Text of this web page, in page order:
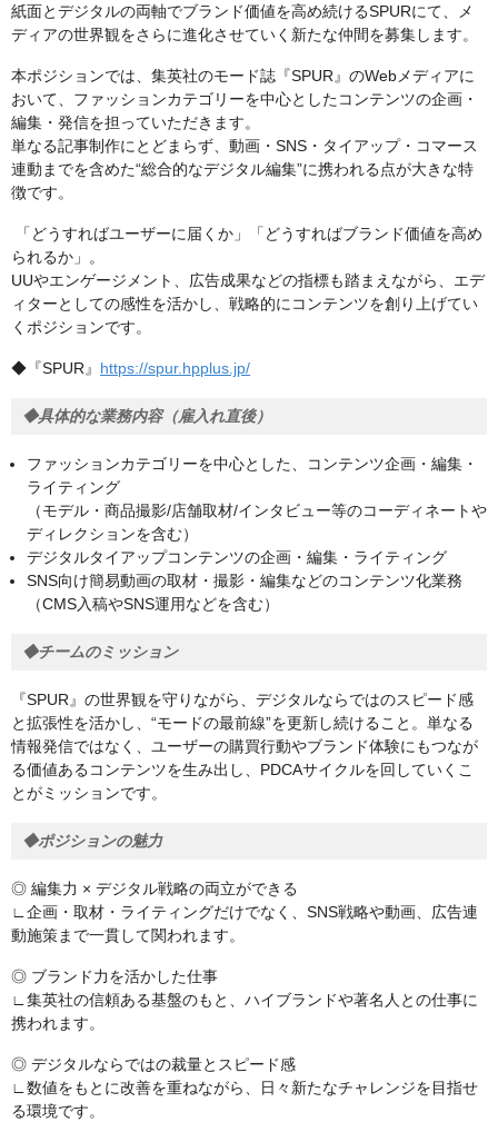
紙面とデジタルの両軸でブランド価値を高め続けるSPURにて、メ
ディアの世界観をさらに進化させていく新たな仲間を募集します。
本ポジションでは、集英社のモード誌『SPUR』のWebメディアに
おいて、ファッションカテゴリーを中心としたコンテンツの企画・
編集・発信を担っていただきます。
単なる記事制作にとどまらず、動画・SNS・タイアップ・コマース
連動までを含めた“総合的なデジタル編集”に携われる点が大きな特
徴です。
「どうすればユーザーに届くか」「どうすればブランド価値を高め
られるか」。
UUやエンゲージメント、広告成果などの指標も踏まえながら、エデ
ィターとしての感性を活かし、戦略的にコンテンツを創り上げてい
くポジションです。
◆『SPUR』 https://spur.hpplus.jp/
◆具体的な業務内容（雇入れ直後）
ファッションカテゴリーを中心とした、コンテンツ企画・編集・
ライティング
（モデル・商品撮影/店舗取材/インタビュー等のコーディネートや
ディレクションを含む）
デジタルタイアップコンテンツの企画・編集・ライティング
SNS向け簡易動画の取材・撮影・編集などのコンテンツ化業務
（CMS入稿やSNS運用などを含む）
◆チームのミッション
『SPUR』の世界観を守りながら、デジタルならではのスピード感
と拡張性を活かし、“モードの最前線”を更新し続けること。単なる
情報発信ではなく、ユーザーの購買行動やブランド体験にもつなが
る価値あるコンテンツを生み出し、PDCAサイクルを回していくこ
とがミッションです。
◆ポジションの魅力
◎ 編集力 × デジタル戦略の両立ができる
∟企画・取材・ライティングだけでなく、SNS戦略や動画、広告連
動施策まで一貫して関われます。
◎ ブランド力を活かした仕事
∟集英社の信頼ある基盤のもと、ハイブランドや著名人との仕事に
携われます。
◎ デジタルならではの裁量とスピード感
∟数値をもとに改善を重ねながら、日々新たなチャレンジを目指せ
る環境です。